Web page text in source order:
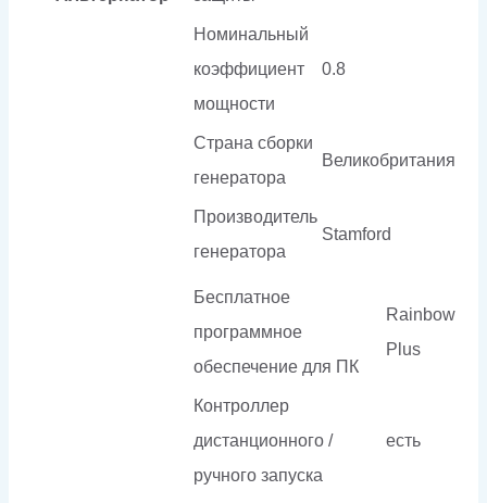
Номинальный
коэффициент
мощности
0.8
Страна сборки
генератора
Великобритания
Производитель
генератора
Stamford
Бесплатное
программное
обеспечение для ПК
Rainbow
Plus
Контроллер
дистанционного /
ручного запуска
есть